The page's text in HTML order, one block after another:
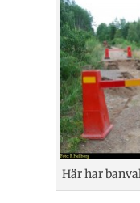
Här har